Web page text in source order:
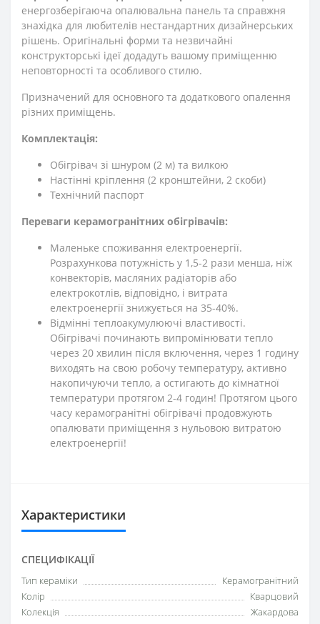
енергозберігаюча опалювальна панель та справжня
знахідка для любителів нестандартних дизайнерських
рішень. Оригінальні форми та незвичайні
конструкторські ідеї додадуть вашому приміщенню
неповторності та особливого стилю.
Призначений для основного та додаткового опалення
різних приміщень.
Комплектація:
Обігрівач зі шнуром (2 м) та вилкою
Настінні кріплення (2 кронштейни, 2 скоби)
Технічний паспорт
Переваги керамогранітних обігрівачів:
Маленьке споживання електроенергії.
Розрахункова потужність у 1,5-2 рази менша, ніж
конвекторів, масляних радіаторів або
електрокотлів, відповідно, і витрата
електроенергії знижується на 35-40%.
Відмінні теплоакумулюючі властивості.
Обігрівачі починають випромінювати тепло
через 20 хвилин після включення, через 1 годину
виходять на свою робочу температуру, активно
накопичуючи тепло, а остигають до кімнатної
температури протягом 2-4 годин! Протягом цього
часу керамогранітні обігрівачі продовжують
опалювати приміщення з нульовою витратою
електроенергії!
Характеристики
СПЕЦИФІКАЦІЇ
Тип кераміки
Керамогранітний
Колір
Кварцовий
Колекція
Жакардова